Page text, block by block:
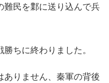
難民を鄴に送り込んで兵
ちに終わりました。
ありません、秦軍の背後